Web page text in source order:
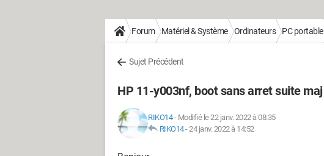
Forum Matériel & Système Ordinateurs PC portable
Sujet Précédent
HP 11-y003nf, boot sans arret suite maj
RIKO14- Modifié le 22 janv. 2022 à 08:35
RIKO14-24 janv. 2022 à 14:52